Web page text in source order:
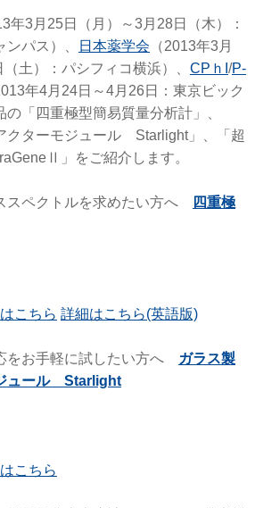
年3月25日（月）～3月28日（木）：
パス）、
日本薬学会 （2013年3月
土）：パシフィコ横浜）、 CPｈI /P-
年4月24日～4月26日：東京ビック
「四重極型簡易質量分析計」、
クターモジュール Starlight」、「超
」をご紹介します。
スペクトルを求めたい方へ
四重極
こちら 詳細はこちら(英語版)
をお手軽に試したい方へ
ガラス製
ュール Starlight
こちら